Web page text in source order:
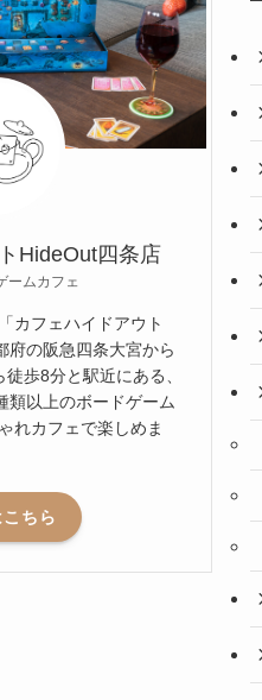
HideOut四条店
ームカフェ
カフェハイドアウト
府の阪急四条大宮から
歩8分と駅近にある、
類以上のボードゲーム
れカフェで楽しめま
ちら